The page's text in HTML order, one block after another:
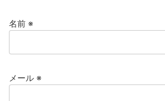
名前 ※
メール ※